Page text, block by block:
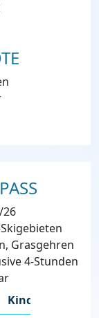
26
Grasgehren
4-Stunden
Kinder